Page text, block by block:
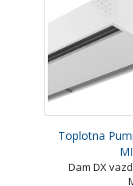
Toplotna
Dam DX